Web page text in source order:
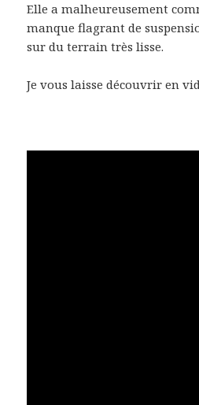
Elle a malheureusement
manque flagrant de
sur du terrain très lisse.
Je vous laisse découvrir en